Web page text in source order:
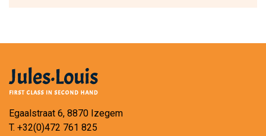
Egaalstraat 6, 8870 Izegem
T. +32(0)472 761 825